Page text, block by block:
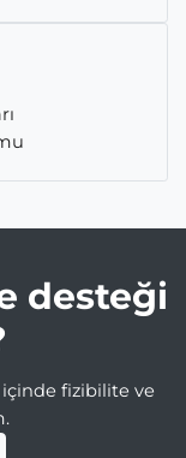
desteği
içinde fizibilite ve